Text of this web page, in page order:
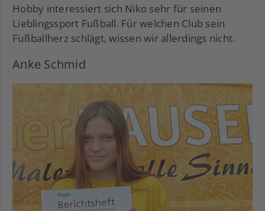
Hobby interessiert sich Niko sehr für seinen
Lieblingssport Fußball. Für welchen Club sein
Fußballherz schlägt, wissen wir allerdings nicht.
Anke Schmid